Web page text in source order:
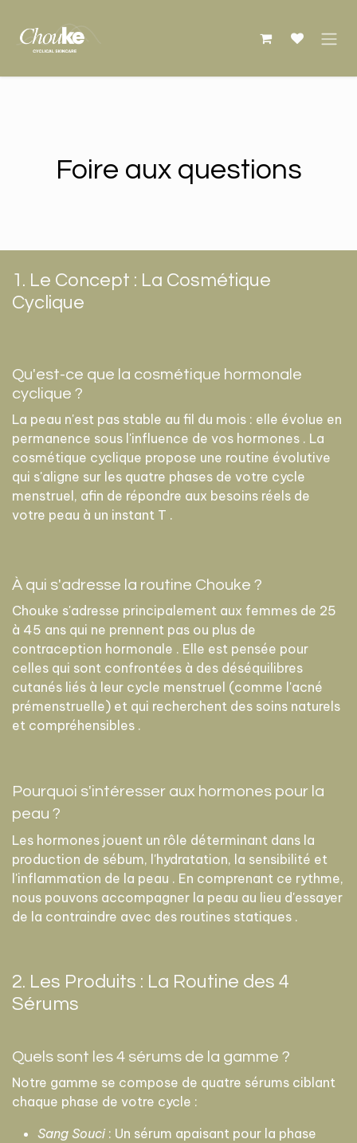
Foire aux questions
1. Le Concept : La Cosmétique
Cyclique
Qu'est-ce que la cosmétique hormonale
cyclique ?
La peau n'est pas stable au fil du mois : elle évolue en
permanence sous l'influence de vos hormones . La
cosmétique cyclique propose une routine évolutive
qui s'aligne sur les quatre phases de votre cycle
menstruel, afin de répondre aux besoins réels de
votre peau à un instant T .
À qui s'adresse la routine Chouke ?
Chouke s'adresse principalement aux femmes de 25
à 45 ans qui ne prennent pas ou plus de
contraception hormonale . Elle est pensée pour
celles qui sont confrontées à des déséquilibres
cutanés liés à leur cycle menstruel (comme l'acné
prémenstruelle) et qui recherchent des soins naturels
et compréhensibles .
Pourquoi s'intéresser aux hormones pour la
peau ?
Les hormones jouent un rôle déterminant dans la
production de sébum, l'hydratation, la sensibilité et
l'inflammation de la peau . En comprenant ce rythme,
nous pouvons accompagner la peau au lieu d'essayer
de la contraindre avec des routines statiques .
2. Les Produits : La Routine des 4
Sérums
Quels sont les 4 sérums de la gamme ?
Notre gamme se compose de quatre sérums ciblant
chaque phase de votre cycle :
Sang Souci : Un sérum apaisant pour la phase